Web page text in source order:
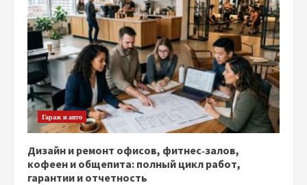
Гараж и авто
Дизайн и ремонт офисов, фитнес‑залов,
кофеен и общепита: полный цикл работ,
гарантии и отчетность